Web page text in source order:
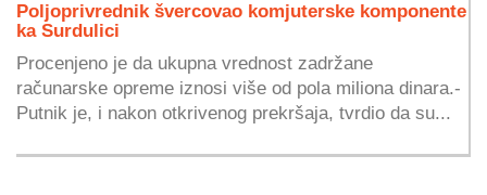
Poljoprivrednik švercovao komjuterske komponente
ka Surdulici
Procenjeno je da ukupna vrednost zadržane
računarske opreme iznosi više od pola miliona dinara.-
Putnik je, i nakon otkrivenog prekršaja, tvrdio da su...